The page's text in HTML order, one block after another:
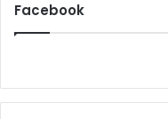
Facebook